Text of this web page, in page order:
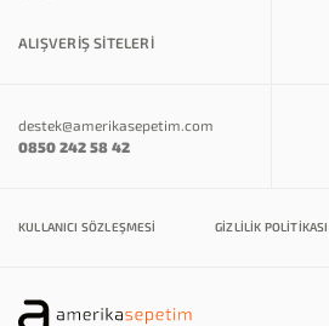
ALIŞVERİŞ SİTELERİ
destek@amerikasepetim.com
0850 242 58 42
KULLANICI SÖZLEŞMESI GIZLILIK POLITIKASI